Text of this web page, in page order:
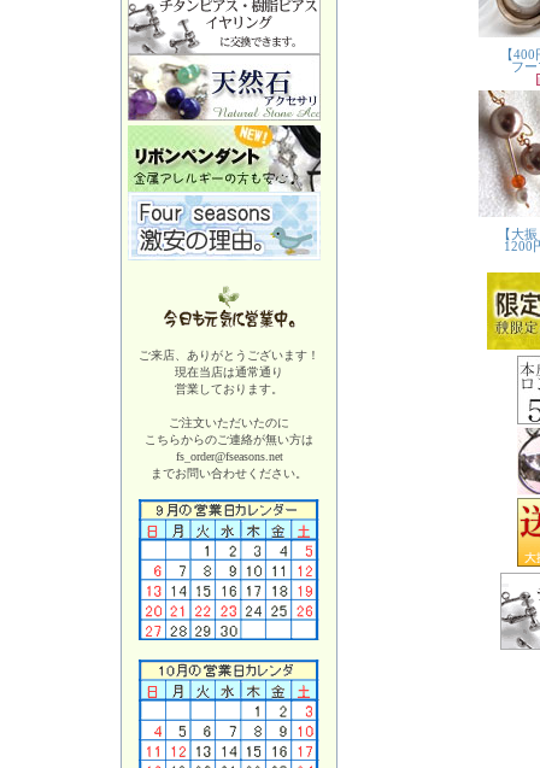
ご来店、ありがとうございます！
現在当店は通常通り
営業しております。
ご注文いただいたのに
こちらからのご連絡が無い方は
fs_order@fseasons.net
までお問い合わせください。